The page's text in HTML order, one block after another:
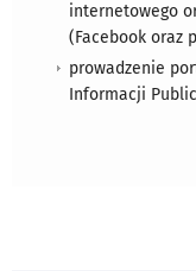
internetowego
(Facebook oraz
prowadzenie
Informacji